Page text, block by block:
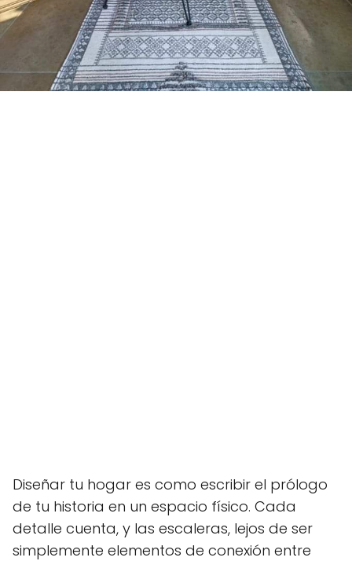
Diseñar tu hogar es como escribir el prólogo
de tu historia en un espacio físico. Cada
detalle cuenta, y las escaleras, lejos de ser
simplemente elementos de conexión entre